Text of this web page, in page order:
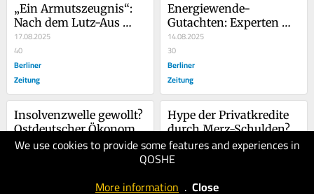
We use cookies to provide some features and experiences in
QOSHE
More information . Close
„Ein Armutszeugnis“:
Nach dem Lutz-Aus
eskaliert der Streit um
die Bahn
17.08.2025
40
Berliner
Zeitung
Energiewende-
Gutachten: Experten
zerreißen Reiches
Vorstoß –
„kontraproduktiv“
14.08.2025
30
Berliner
Zeitung
Insolvenzwelle gewollt?
Ostdeutscher Ökonom:
„Altes muss Neuem
13.08.2025
Hype der Privatkredite
durch Merz-Schulden?
Finanzexperten bleiben
besorgt
12.08.2025
30
Zeitung